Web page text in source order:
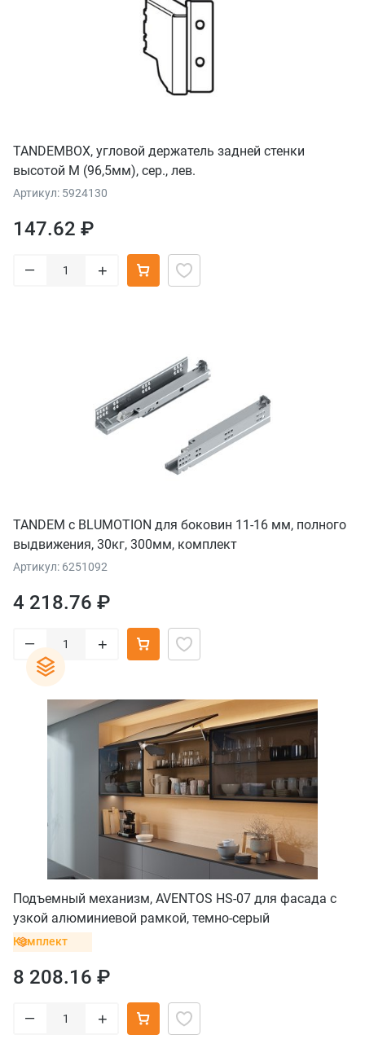
TANDEMBOX, угловой держатель задней стенки
высотой М (96,5мм), сер., лев.
Артикул: 5924130
147.62 ₽
– +
TANDEM с BLUMOTION для боковин 11-16 мм, полного
выдвижения, 30кг, 300мм, комплект
Артикул: 6251092
4 218.76 ₽
– +
Подъемный механизм, AVENTOS HS-07 для фасада с
узкой алюминиевой рамкой, темно-серый
Комплект
8 208.16 ₽
– +